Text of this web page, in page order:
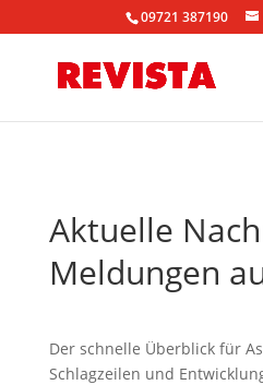
09721 387190
Aktuelle
Meldungen
Der schnelle Überblick für
Schlagzeilen und